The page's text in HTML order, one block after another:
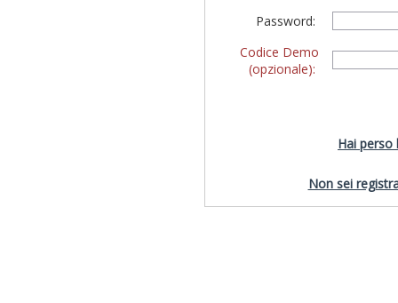
Password:
Codice Demo
(opzionale):
Hai perso
Non sei